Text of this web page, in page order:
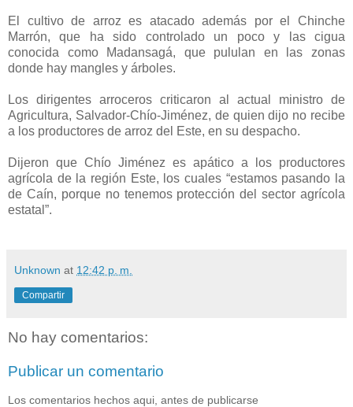
El cultivo de arroz es atacado además por el Chinche
Marrón, que ha sido controlado un poco y las cigua
conocida como Madansagá, que pululan en las zonas
donde hay mangles y árboles.
Los dirigentes arroceros criticaron al actual ministro de
Agricultura, Salvador-Chío-Jiménez, de quien dijo no recibe
a los productores de arroz del Este, en su despacho.
Dijeron que Chío Jiménez es apático a los productores
agrícola de la región Este, los cuales “estamos pasando la
de Caín, porque no tenemos protección del sector agrícola
estatal”.
Unknown at 12:42 p. m.
Compartir
No hay comentarios:
Publicar un comentario
Los comentarios hechos aqui, antes de publicarse